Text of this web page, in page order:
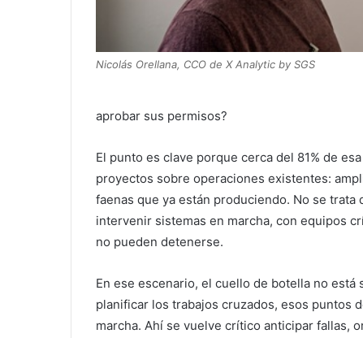
Nicolás Orellana, CCO de X Analytic by SGS
aprobar sus permisos?
El punto es clave porque cerca del 81% de
proyectos sobre operaciones existentes:
faenas que ya están produciendo. No se
intervenir sistemas en marcha, con equipos
no pueden detenerse.
En ese escenario, el cuello de botella no está
planificar los trabajos cruzados, esos puntos
marcha. Ahí se vuelve crítico anticipar fallas,